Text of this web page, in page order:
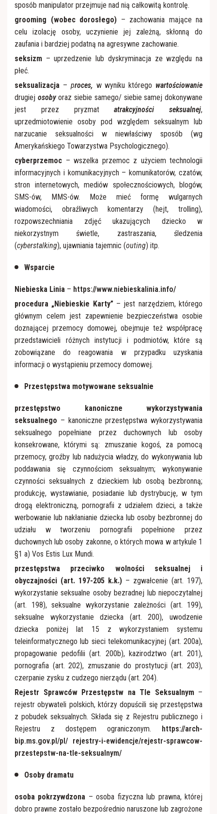
sposób manipulator przejmuje nad nią całkowitą kontrolę.
grooming (wobec dorosłego) – zachowania mające na
celu izolację osoby, uczynienie jej zależną, skłonną do
zaufania i bardziej podatną na agresywne zachowanie.
seksizm – uprzedzenie lub dyskryminacja ze względu na
płeć.
seksualizacja – proces, w wyniku którego wartościowanie
drugiej osobyoraz siebie samego/ siebie samej dokonywane
jest przez pryzmatatrakcyjności seksualnej,
uprzedmiotowienie osoby pod względem seksualnym lub
narzucanie seksualności w niewłaściwy sposób (wg
Amerykańskiego Towarzystwa Psychologicznego).
cyberprzemoc – wszelka przemoc z użyciem technologii
informacyjnych i komunikacyjnych – komunikatorów, czatów,
stron internetowych, mediów społecznościowych, blogów,
SMS-ów, MMS-ów. Może mieć formę wulgarnych
wiadomości, obraźliwych komentarzy (hejt, trolling),
rozpowszechniania zdjęć ukazujących dziecko w
niekorzystnym świetle, zastraszania, śledzenia
(cyberstalking), ujawniania tajemnic (outing) itp.
Wsparcie
Niebieska Linia – https://www.niebieskalinia.info/
procedura „Niebieskie Karty” – jest narzędziem, którego
głównym celem jest zapewnienie bezpieczeństwa osobie
doznającej przemocy domowej, obejmuje też współpracę
przedstawicieli różnych instytucji i podmiotów, które są
zobowiązane do reagowania w przypadku uzyskania
informacji o wystąpieniu przemocy domowej.
Przestępstwa motywowane seksualnie
przestępstwo kanoniczne wykorzystywania
seksualnego – kanoniczne przestępstwa wykorzystywania
seksualnego popełniane przez duchownych lub osoby
konsekrowane, którymi są: zmuszanie kogoś, za pomocą
przemocy, groźby lub nadużycia władzy, do wykonywania lub
poddawania się czynnościom seksualnym; wykonywanie
czynności seksualnych z dzieckiem lub osobą bezbronną;
produkcję, wystawianie, posiadanie lub dystrybucję, w tym
drogą elektroniczną, pornografii z udziałem dzieci, a także
werbowanie lub nakłanianie dziecka lub osoby bezbronnej do
udziału w tworzeniu pornografii popełnione przez
duchownych lub osoby zakonne, o których mowa w artykule 1
§1 a) Vos Estis Lux Mundi.
przestępstwa przeciwko wolności seksualnej i
obyczajności (art. 197-205 k.k.) – zgwałcenie (art. 197),
wykorzystanie seksualne osoby bezradnej lub niepoczytalnej
(art. 198), seksualne wykorzystanie zależności (art. 199),
seksualne wykorzystanie dziecka (art. 200), uwodzenie
dziecka poniżej lat 15 z wykorzystaniem systemu
teleinformatycznego lub sieci telekomunikacyjnej (art. 200a),
propagowanie pedofilii (art. 200b), kazirodztwo (art. 201),
pornografia (art. 202), zmuszanie do prostytucji (art. 203),
czerpanie zysku z cudzego nierządu (art. 204).
Rejestr Sprawców Przestępstw na Tle Seksualnym –
rejestr obywateli polskich, którzy dopuścili się przestępstwa
z pobudek seksualnych. Składa się z Rejestru publicznego i
Rejestru z dostępem ograniczonym. https://arch-
bip.ms.gov.pl/pl/ rejestry-i-ewidencje/rejestr-sprawcow-
przestepstw-na-tle-seksualnym/
Osoby dramatu
osoba pokrzywdzona – osoba fizyczna lub prawna, której
dobro prawne zostało bezpośrednio naruszone lub zagrożone